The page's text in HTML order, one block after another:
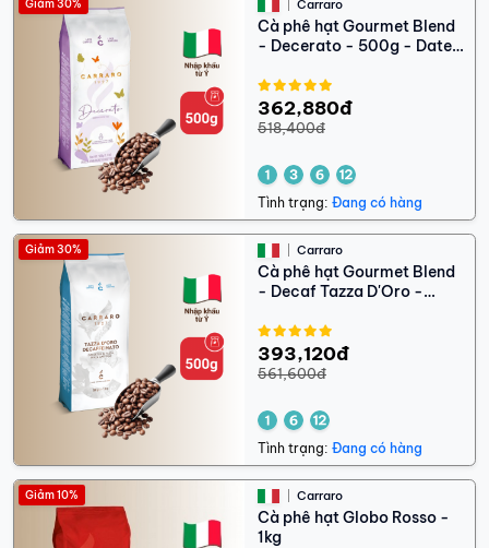
Carraro
Cà phê hạt Gourmet Blend
- Decerato - 500g - Date
362,880đ
518,400đ
Giảm 30%
Tình trạng: Đang có hàng
Carraro
Cà phê hạt Gourmet Blend
- Decaf Tazza D'Oro -
393,120đ
561,600đ
Giảm 30%
Tình trạng: Đang có hàng
Carraro
Cà phê hạt Globo Rosso -
1kg
Giảm 10%